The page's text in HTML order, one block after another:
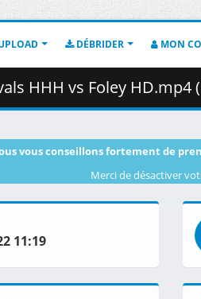
DÉBRIDER MON
HHH vs Foley HD.mp4
vous conseillons fortement de
Merci de désactiver
11:19